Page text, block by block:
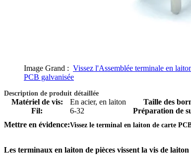
Image Grand : Vissez l'Assemblée terminale en
PCB galvanisée
Description de produit détaillée
Matériel de vis: En acier, en laiton Taille des
Fil:
6-32 Préparation de
Mettre en évidence:Vissez le terminal en laiton de carte
Les terminaux en laiton de pièces vissent la vis de